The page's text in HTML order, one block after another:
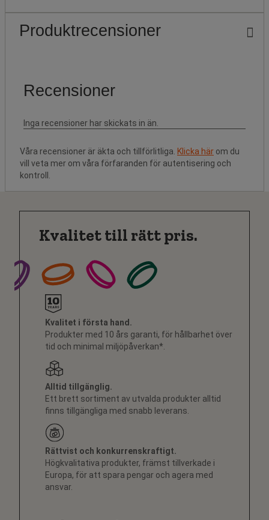
Produktrecensioner
Våra recensioner är äkta och tillförlitliga. Klicka här om du
vill veta mer om våra förfaranden för autentisering och
kontroll.
Kvalitet till rätt pris.
Kvalitet i första hand.
Produkter med 10 års garanti, för hållbarhet över
tid och minimal miljöpåverkan*.
Alltid tillgänglig.
Ett brett sortiment av utvalda produkter alltid
finns tillgängliga med snabb leverans.
Rättvist och konkurrenskraftigt.
Högkvalitativa produkter, främst tillverkade i
Europa, för att spara pengar och agera med
ansvar.